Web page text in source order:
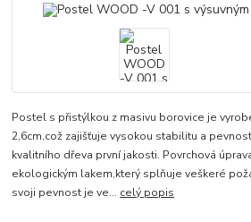
Postel s přistýlkou z masivu borovice je
2,6cm,což zajišťuje vysokou stabilitu a
kvalitního dřeva první jakosti. Povrchová
ekologickým lakem,který splňuje veškeré
svoji pevnost je ve... celý popis